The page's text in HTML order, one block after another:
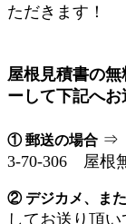
ただきます！
屋根見積書の
ーして下記へお
① 郵送の場合 ⇒
3-70-306 屋根
② デジカメ、ま
してお送り頂い